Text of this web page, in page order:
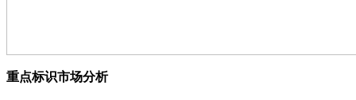
重点标识市场分析